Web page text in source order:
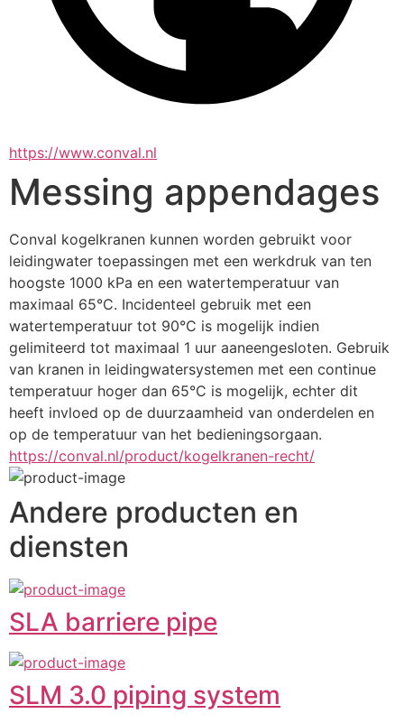
https://www.conval.nl
Messing appendages
Conval kogelkranen kunnen worden gebruikt voor
leidingwater toepassingen met een werkdruk van ten
hoogste 1000 kPa en een watertemperatuur van
maximaal 65°C. Incidenteel gebruik met een
watertemperatuur tot 90°C is mogelijk indien
gelimiteerd tot maximaal 1 uur aaneengesloten. Gebruik
van kranen in leidingwatersystemen met een continue
temperatuur hoger dan 65°C is mogelijk, echter dit
heeft invloed op de duurzaamheid van onderdelen en
op de temperatuur van het bedieningsorgaan.
https://conval.nl/product/kogelkranen-recht/
Andere producten en
diensten
SLA barriere pipe
SLM 3.0 piping system